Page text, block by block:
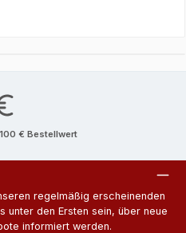
€ Bestellwert
regelmäßig erscheinenden
unter den Ersten sein, über neue
informiert werden.